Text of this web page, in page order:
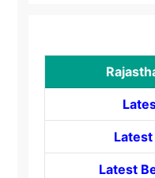
Latest
Latest